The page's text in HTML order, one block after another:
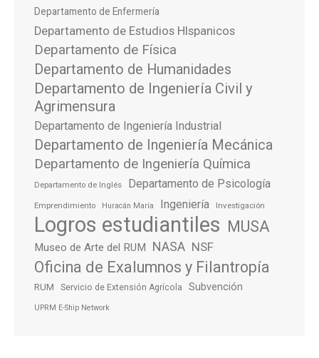
Departamento de Enfermería
Departamento de Estudios HIspanicos
Departamento de Física
Departamento de Humanidades
Departamento de Ingeniería Civil y
Agrimensura
Departamento de Ingeniería Industrial
Departamento de Ingeniería Mecánica
Departamento de Ingeniería Química
Departamento de Inglés Departamento de Psicología
Emprendimiento Huracán María Ingeniería Investigación
Logros estudiantiles MUSA
Museo de Arte del RUM NASA NSF
Oficina de Exalumnos y Filantropía
RUM Servicio de Extensión Agrícola Subvención
UPRM E-Ship Network